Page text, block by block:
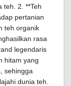
teh. 2. **Teh
pertanian
teh organik
rasa
legendaris
hitam yang
sehingga
dunia teh.